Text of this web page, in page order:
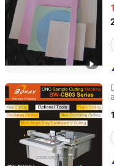
Shandong, China
Hangzhou Fuyang
Ltd.
Zhejiang, China